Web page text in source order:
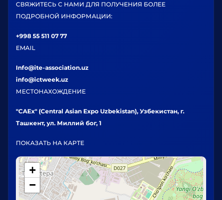
СВЯЖИТЕСЬ С НАМИ ДЛЯ ПОЛУЧЕНИЯ БОЛЕЕ
ПОДРОБНОЙ ИНФОРМАЦИИ:
+998 55 511 07 77
EMAIL
Info@ite-association.uz
info@ictweek.uz
МЕСТОНАХОЖДЕНИЕ
"CAEx" (Central Asian Expo Uzbekistan), Узбекистан, г.
Ташкент, ул. Миллий бог, 1
ПОКАЗАТЬ НА КАРТЕ
+
−